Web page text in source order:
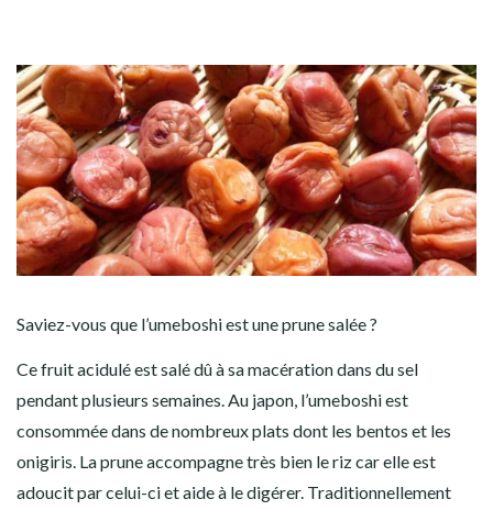
Saviez-vous que l’umeboshi est une prune salée ?
Ce fruit acidulé est salé dû à sa macération dans du sel
pendant plusieurs semaines. Au japon, l’umeboshi est
consommée dans de nombreux plats dont les bentos et les
onigiris. La prune accompagne très bien le riz car elle est
adoucit par celui-ci et aide à le digérer. Traditionnellement